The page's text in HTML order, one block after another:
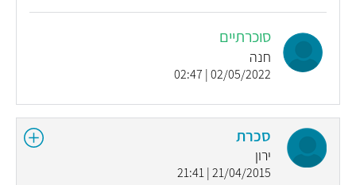
סוכרתיים
חנה
02/05/2022 | 02:47
סכרת
ירון
21/04/2015 | 21:41